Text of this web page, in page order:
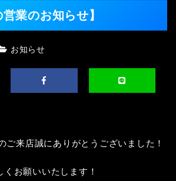
営業のお知らせ】
お知らせ
ご来店誠にありがとうございました！
お願いいたします！